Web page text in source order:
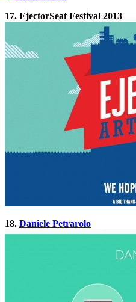
17. EjectorSeat Festival 2013
18. Daniele Petrarolo